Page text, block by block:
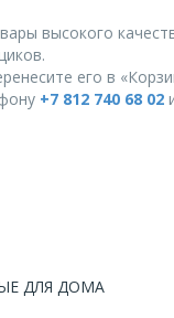
ДЛЯ ДОМА
высокого
его в
+7 812 740 68 02